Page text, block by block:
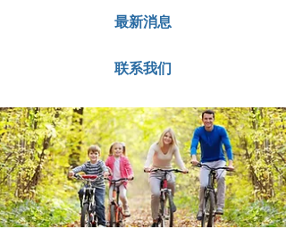
最新消息
联系我们